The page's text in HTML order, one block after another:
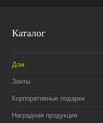
Каталог
Дом
Зонты
Корпоративные подарки
Наградная продукция